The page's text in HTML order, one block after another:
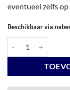
eventueel zelfs
Beschikbaar via